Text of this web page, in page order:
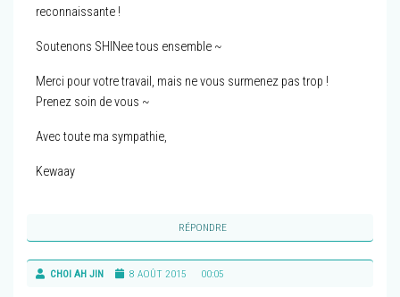
reconnaissante !
Soutenons SHINee tous ensemble ~
Merci pour votre travail, mais ne vous surmenez pas trop !
Prenez soin de vous ~
Avec toute ma sympathie,
Kewaay
RÉPONDRE
CHOI AH JIN 8 AOÛT 2015 00:05